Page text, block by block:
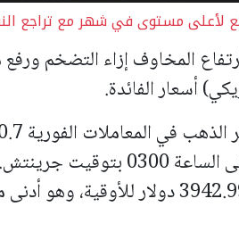
لأعلى مستوى في شهر مع تراجع
المخاوف إزاء التضخم
أسعار الفائدة.
(الأونصة) حتى الساعة
السابقة إلى 3942.99 دولار